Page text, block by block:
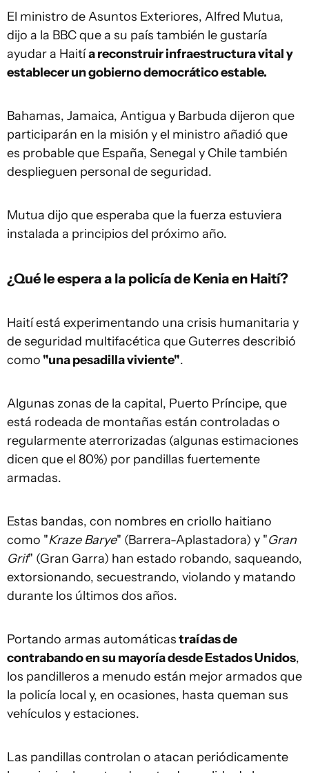
El ministro de Asuntos Exteriores, Alfred Mutua,
dijo a la BBC que a su país también le gustaría
ayudar a Haitía reconstruir infraestructura vital y
establecer un gobierno democrático estable.
Bahamas, Jamaica, Antigua y Barbuda dijeron que
participarán en la misión y el ministro añadió que
es probable que España, Senegal y Chile también
desplieguen personal de seguridad.
Mutua dijo que esperaba que la fuerza estuviera
instalada a principios del próximo año.
¿Qué le espera a la policía de Kenia en Haití?
Haití está experimentando una crisis humanitaria y
de seguridad multifacética que Guterres describió
como "una pesadilla viviente".
Algunas zonas de la capital, Puerto Príncipe, que
está rodeada de montañas están controladas o
regularmente aterrorizadas (algunas estimaciones
dicen que el 80%) por pandillas fuertemente
armadas.
Estas bandas, con nombres en criollo haitiano
como "Kraze Barye" (Barrera-Aplastadora) y "Gran
Grif" (Gran Garra) han estado robando, saqueando,
extorsionando, secuestrando, violando y matando
durante los últimos dos años.
Portando armas automáticastraídas de
contrabando en su mayoría desde Estados Unidos,
los pandilleros a menudo están mejor armados que
la policía local y, en ocasiones, hasta queman sus
vehículos y estaciones.
Las pandillas controlan o atacan periódicamente